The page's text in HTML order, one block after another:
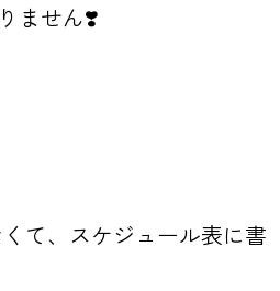
ません❣
て、スケジュール表に書